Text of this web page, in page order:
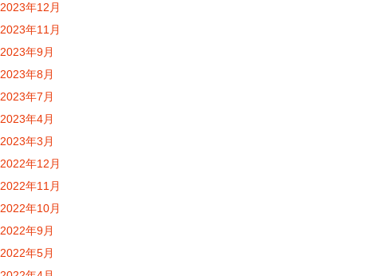
2023年12月
2023年11月
2023年9月
2023年8月
2023年7月
2023年4月
2023年3月
2022年12月
2022年11月
2022年10月
2022年9月
2022年5月